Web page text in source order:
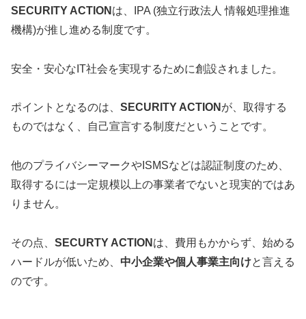
SECURITY ACTION は、IPA (独立行政法人 情報処理推進
機構)が推し進める制度です。
安全・安心なIT社会を実現するために創設されました。
ポイントとなるのは、 SECURITY ACTION が、取得する
ものではなく、自己宣言する制度だということです。
他のプライバシーマークやISMSなどは認証制度のため、
取得するには一定規模以上の事業者でないと現実的ではあ
りません。
その点、 SECURTY ACTION は、費用もかからず、始める
ハードルが低いため、 中小企業や個人事業主向けと言える
のです。